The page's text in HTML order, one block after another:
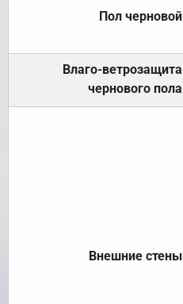
Пол черновой
Влаго-ветрозащита
чернового пола
Внешние стены